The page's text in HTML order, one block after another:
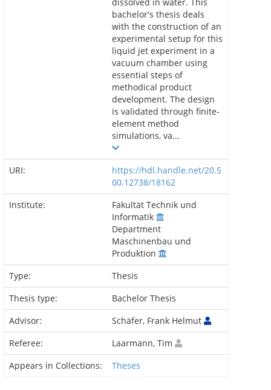
bachelor's thesis deals
with the construction of an
experimental setup for this
liquid jet experiment in a
vacuum chamber using
essential steps of
methodical product
development. The design
is validated through finite-
element method
simulations, va...
URI:
https://hdl.handle.net/20.5
00.12738/18162
Institute:
Fakultät Technik und
Informatik
Department
Maschinenbau und
Produktion
Type:
Thesis
Thesis type:
Bachelor Thesis
Advisor:
Schäfer, Frank Helmut
Referee:
Laarmann, Tim
Appears in Collections:
Theses